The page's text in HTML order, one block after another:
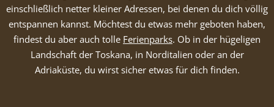
einschließlich netter kleiner Adressen, bei denen du dich völlig
entspannen kannst. Möchtest du etwas mehr geboten haben,
findest du aber auch tolle Ferienparks. Ob in der hügeligen
Landschaft der Toskana, in Norditalien oder an der
Adriaküste, du wirst sicher etwas für dich finden.